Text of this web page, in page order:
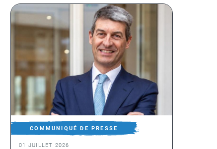
COMMUNIQUÉ DE PRESSE
01 JUILLET 2026